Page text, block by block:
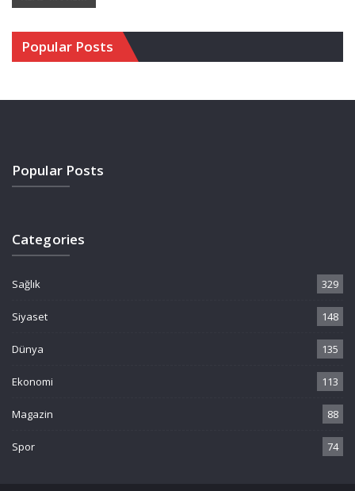
Popular Posts
Popular Posts
Categories
Sağlık 329
Siyaset 148
Dünya 135
Ekonomi 113
Magazin 88
Spor 74